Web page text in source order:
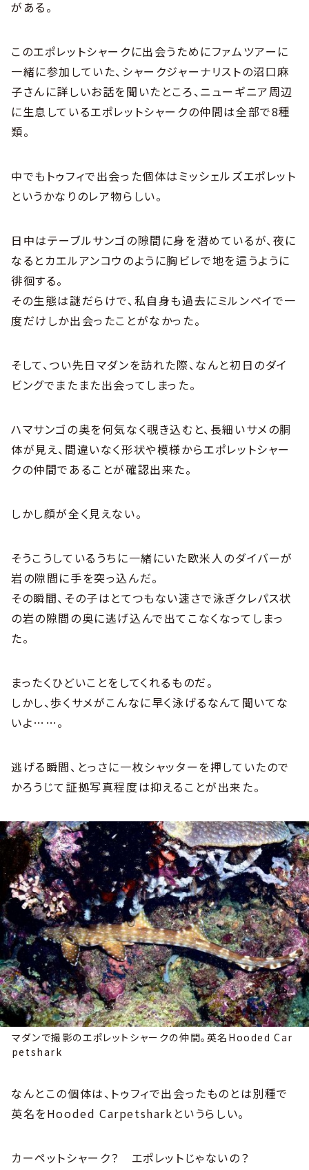
がある。
このエポレットシャークに出会うためにファムツアーに
一緒に参加していた、シャークジャーナリストの沼口麻
子さんに詳しいお話を聞いたところ、ニューギニア周辺
に生息しているエポレットシャークの仲間は全部で8種
類。
中でもトゥフィで出会った個体はミッシェルズエポレット
というかなりのレア物らしい。
日中はテーブルサンゴの隙間に身を潜めているが、夜に
なるとカエルアンコウのように胸ビレで地を這うように
徘徊する。
その生態は謎だらけで、私自身も過去にミルンベイで一
度だけしか出会ったことがなかった。
そして、つい先日マダンを訪れた際、なんと初日のダイ
ビングでまたまた出会ってしまった。
ハマサンゴの奥を何気なく覗き込むと、長細いサメの胴
体が見え、間違いなく形状や模様からエポレットシャー
クの仲間であることが確認出来た。
しかし顔が全く見えない。
そうこうしているうちに一緒にいた欧米人のダイバーが
岩の隙間に手を突っ込んだ。
その瞬間、その子はとてつもない速さで泳ぎクレパス状
の岩の隙間の奥に逃げ込んで出てこなくなってしまっ
た。
まったくひどいことをしてくれるものだ。
しかし、歩くサメがこんなに早く泳げるなんて聞いてな
いよ……。
逃げる瞬間、とっさに一枚シャッターを押していたので
かろうじて証拠写真程度は抑えることが出来た。
マダンで撮影のエポレットシャークの仲間。英名Hooded Car
petshark
なんとこの個体は、トゥフィで出会ったものとは別種で
英名をHooded Carpetsharkというらしい。
カーペットシャーク？ エポレットじゃないの？